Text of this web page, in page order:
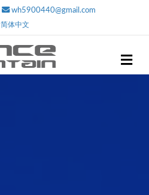
wh5900440@gmail.com
简体中文